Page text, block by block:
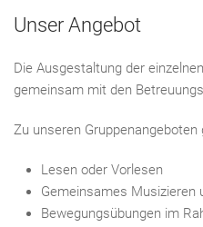
Unser Angebot
Die Ausgestaltung der
gemeinsam mit den
Zu unseren Gruppenangeboten
Lesen oder Vorlesen
Gemeinsames Musizieren
Bewegungsübungen im